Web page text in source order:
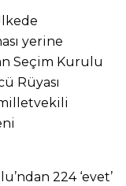
yerine
Seçim Kurulu
Rüyası
224 ‘evet’